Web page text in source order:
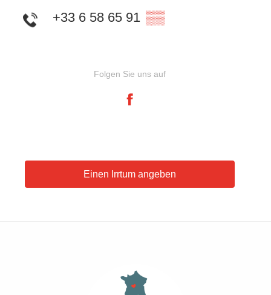
+33 6 58 65 91 ▒▒
Folgen Sie uns auf
Einen Irrtum angeben